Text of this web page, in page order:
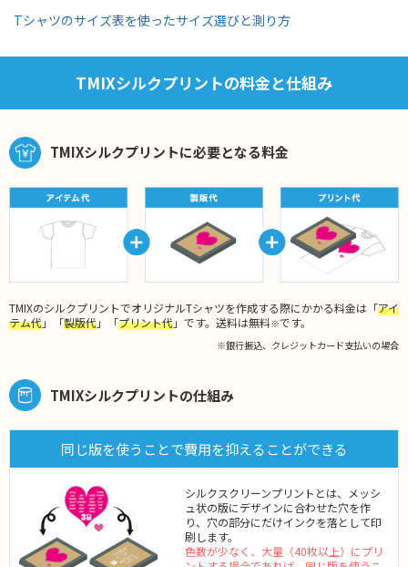
Tシャツのサイズ表を使ったサイズ選びと測り方
TMIXシルクプリントの料金と仕組み
TMIXシルクプリントに必要となる料金
TMIXのシルクプリントでオリジナルTシャツを作成する際にかかる料金は「アイ
テム代」「製版代」「プリント代」です。送料は無料※です。
※銀行振込、クレジットカード支払いの場合
TMIXシルクプリントの仕組み
同じ版を使うことで費用を抑えることができる
シルクスクリーンプリントとは、メッシ
ュ状の版にデザインに合わせた穴を作
り、穴の部分にだけインクを落として印
刷します。
色数が少なく、大量（40枚以上）にプリ